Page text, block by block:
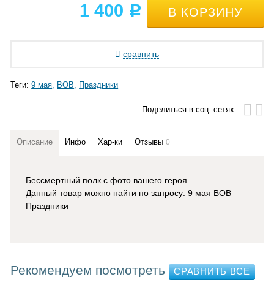
1 400 Р
сравнить
Теги:9 мая ВОВ Праздники
Поделиться в соц. сетях
Описание Инфо Хар-ки Отзывы0
Бессмертный полк с фото вашего героя
Данный товар можно найти по запросу: 9 мая ВОВ
Праздники
Рекомендуем посмотреть